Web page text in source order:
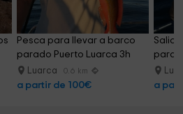
Pesca para llevar a barco
parado Puerto Luarca 3h
Luarca 0.6 km
a partir de 100€ a